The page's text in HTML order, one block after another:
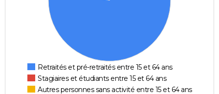
Retraités et pré-retraités entre 15 et 64 ans
Stagiaires et étudiants entre 15 et 64 ans
Autres personnes sans activité entre 15 et 64 ans